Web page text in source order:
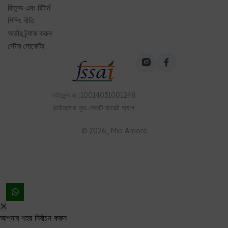
রিফান্ড এবং রিটার্ন
শিপিং নীতি
অর্ডার ট্র্যাক করুন
স্টোর লোকেটর
লাইসেন্স নং :10014031001248
ডাউনলোড ফুড সেফটি কানেক্ট অ্যাপ
© 2026 , Mio Amore
আপনার শহর নির্বাচন করুন